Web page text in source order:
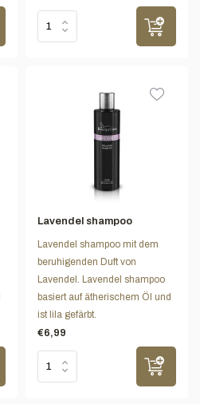
Lavendel shampoo
Lavendel shampoo mit dem
beruhigenden Duft von
Lavendel. Lavendel shampoo
basiert auf ätherischem Öl und
ist lila gefärbt.
€6,99